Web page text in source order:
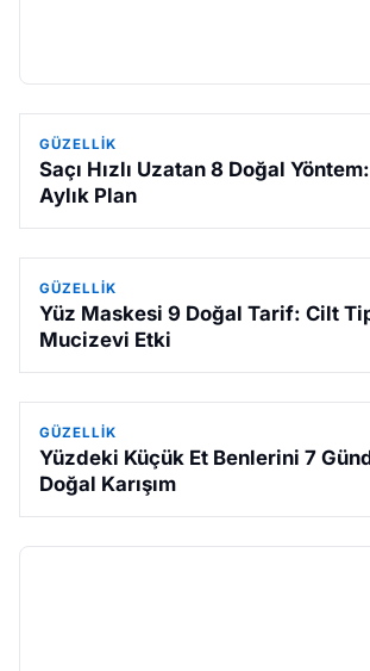
GÜZELLIK
Saçı Hızlı Uzatan 8 Doğal
Aylık Plan
GÜZELLIK
Yüz Maskesi 9 Doğal Tarif: Cilt
Mucizevi Etki
GÜZELLIK
Yüzdeki Küçük Et Benlerini 7
Doğal Karışım